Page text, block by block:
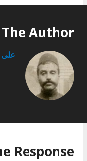
Author
علی
Response